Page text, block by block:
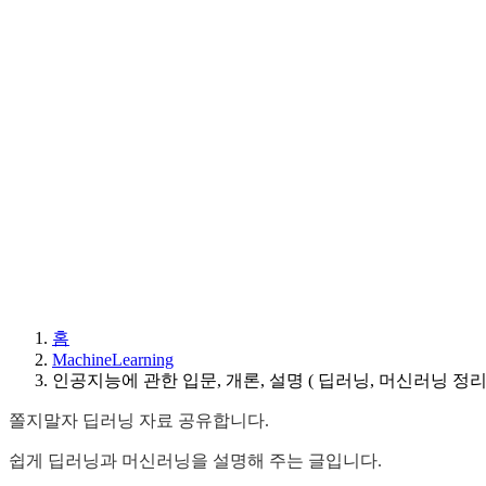
홈
MachineLearning
인공지능에 관한 입문, 개론, 설명 ( 딥러닝, 머신러닝 정
쫄지말자 딥러닝 자료 공유합니다.
쉽게 딥러닝과 머신러닝을 설명해 주는 글입니다.